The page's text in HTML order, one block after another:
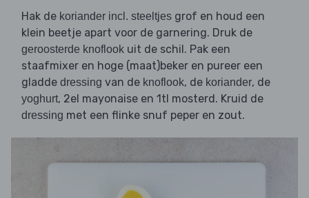
Hak de koriander incl. steeltjes grof en houd een
klein beetje apart voor de garnering. Druk de
geroosterde knoflook uit de schil. Pak een
staafmixer en hoge (maat)beker en pureer een
gladde dressing van de knoflook, de koriander, de
yoghurt, 2el mayonaise en 1tl mosterd. Kruid de
dressing met een flinke snuf peper en zout.